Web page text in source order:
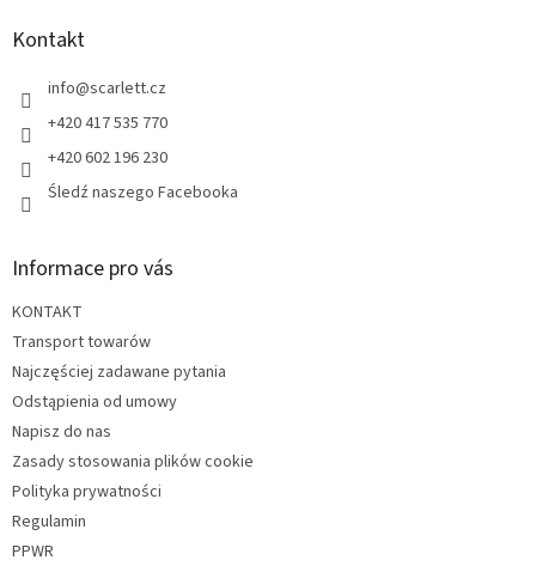
Kontakt
info@scarlett.cz
+420 417 535 770
+420 602 196 230
Śledź naszego Facebooka
Informace pro vás
KONTAKT
Transport towarów
Najczęściej zadawane pytania
Odstąpienia od umowy
Napisz do nas
Zasady stosowania plików cookie
Polityka prywatności
Regulamin
PPWR